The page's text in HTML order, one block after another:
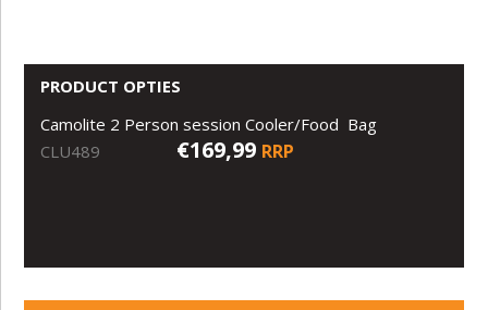
PRODUCT OPTIES
Camolite 2 Person session Cooler/Food Bag
CLU489
€169,99 RRP